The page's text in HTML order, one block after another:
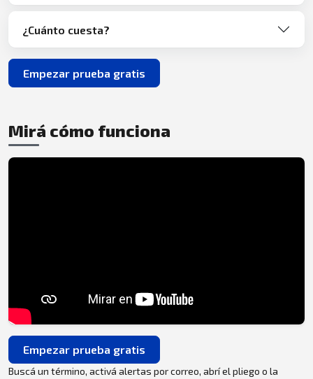
¿Cuánto cuesta?
Empezar prueba gratis
Mirá cómo funciona
Empezar prueba gratis
Buscá un término, activá alertas por correo, abrí el pliego o la